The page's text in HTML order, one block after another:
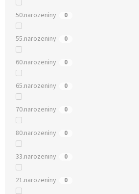
50.narozeniny 0
55.narozeniny 0
60.narozeniny 0
65.narozeniny 0
70.narozeniny 0
80.narozeniny 0
33.narozeniny 0
21.narozeniny 0